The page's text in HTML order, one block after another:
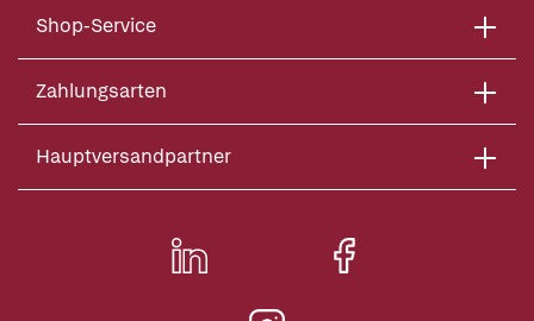
Shop-Service
Zahlungsarten
Hauptversandpartner